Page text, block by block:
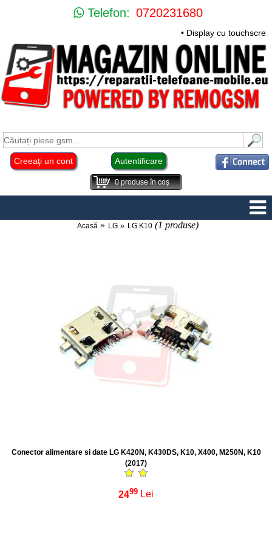
Telefon: 0720231680
• Display cu
Creeaţi un cont Autentificare
0produse în coş
Acasă LG LG K10 (1 produse)
Conector alimentare si date LG K420N, K430DS, K10, X400, M250N, K10
(2017)
2499 Lei